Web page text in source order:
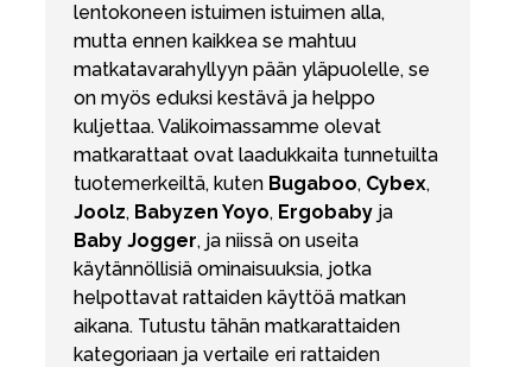
lentokoneen istuimen istuimen alla,
mutta ennen kaikkea se mahtuu
matkatavarahyllyyn pään yläpuolelle, se
on myös eduksi kestävä ja helppo
kuljettaa. Valikoimassamme olevat
matkarattaat ovat laadukkaita tunnetuilta
tuotemerkeiltä, kuten Bugaboo, Cybex,
Joolz, Babyzen Yoyo, Ergobaby ja
Baby Jogger, ja niissä on useita
käytännöllisiä ominaisuuksia, jotka
helpottavat rattaiden käyttöä matkan
aikana. Tutustu tähän matkarattaiden
kategoriaan ja vertaile eri rattaiden